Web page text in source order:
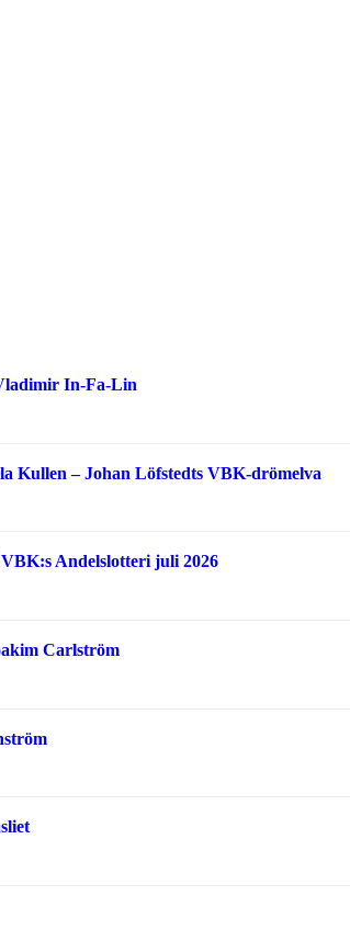
In-Fa-Lin
Kullen – Johan Löfstedts VBK-drömelva
Andelslotteri juli 2026
Carlström